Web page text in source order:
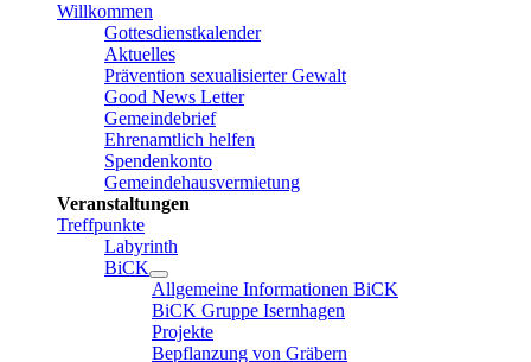
Willkommen
Gottesdienstkalender
Aktuelles
Prävention sexualisierter Gewalt
Good News Letter
Gemeindebrief
Ehrenamtlich helfen
Spendenkonto
Gemeindehausvermietung
Veranstaltungen
Treffpunkte
Labyrinth
BiCK
Allgemeine Informationen BiCK
BiCK Gruppe Isernhagen
Projekte
Bepflanzung von Gräbern